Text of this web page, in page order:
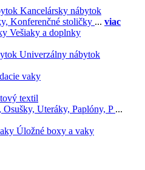
Kancelársky nábytok
Konferenčné stoličky ... viac
Vešiaky a doplnky
Univerzálny nábytok
vaky
textil
Osušky, Uteráky, Paplóny, P ...
Úložné boxy a vaky